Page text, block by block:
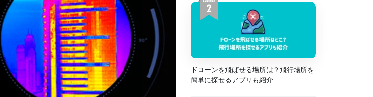
ドローンを飛ばせる場所は？飛行場所を
簡単に探せるアプリも紹介